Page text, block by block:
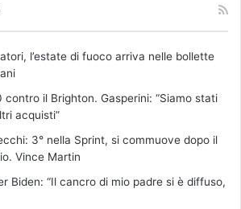
l’estate di fuoco arriva nelle bollette
contro il Brighton. Gasperini: “Siamo stati
acquisti”
3° nella Sprint, si commuove dopo il
Vince Martin
Biden: “Il cancro di mio padre si è diffuso,